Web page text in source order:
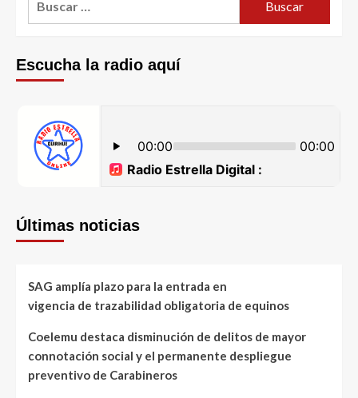
Escucha la radio aquí
Últimas noticias
SAG amplía plazo para la entrada en
vigencia de trazabilidad obligatoria de equinos
Coelemu destaca disminución de delitos de mayor
connotación social y el permanente despliegue
preventivo de Carabineros